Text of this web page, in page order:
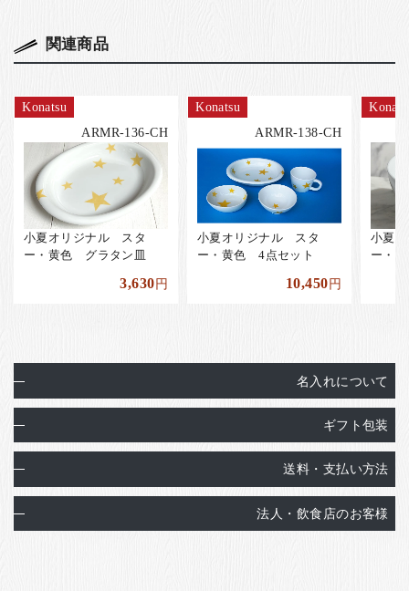
関連商品
Konatsu
ARMR-136-CH
小夏オリジナル スタ
ー・黄色 グラタン皿
3,630円
Konatsu
ARMR-138-CH
小夏オリジナル スタ
ー・黄色 4点セット
10,450円
小夏
ー・
名入れについて
ギフト包装
送料・支払い方法
法人・飲食店のお客様